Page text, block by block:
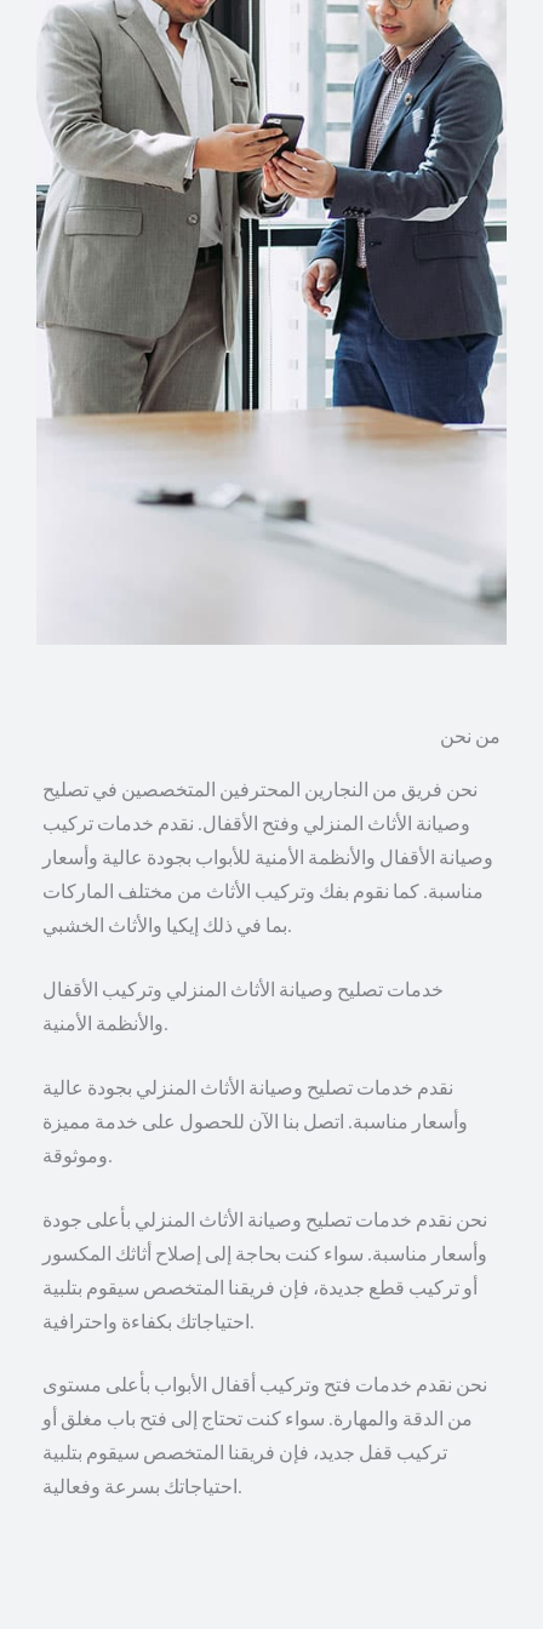
من نحن
نحن فريق من النجارين المحترفين المتخصصين في تصليح
وصيانة الأثاث المنزلي وفتح الأقفال. نقدم خدمات تركيب
وصيانة الأقفال والأنظمة الأمنية للأبواب بجودة عالية وأسعار
مناسبة. كما نقوم بفك وتركيب الأثاث من مختلف الماركات
بما في ذلك إيكيا والأثاث الخشبي.
خدمات تصليح وصيانة الأثاث المنزلي وتركيب الأقفال
والأنظمة الأمنية.
نقدم خدمات تصليح وصيانة الأثاث المنزلي بجودة عالية
وأسعار مناسبة. اتصل بنا الآن للحصول على خدمة مميزة
وموثوقة.
نحن نقدم خدمات تصليح وصيانة الأثاث المنزلي بأعلى جودة
وأسعار مناسبة. سواء كنت بحاجة إلى إصلاح أثاثك المكسور
أو تركيب قطع جديدة، فإن فريقنا المتخصص سيقوم بتلبية
نحن نقدم خدمات فتح وتركيب أقفال الأبواب بأعلى مستوى
من الدقة والمهارة. سواء كنت تحتاج إلى فتح باب مغلق أو
تركيب قفل جديد، فإن فريقنا المتخصص سيقوم بتلبية
احتياجاتك بسرعة وفعالية.